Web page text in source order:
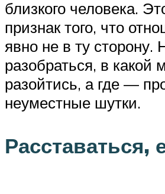
близкого человека.
признак того, что
явно не в ту сторону.
разобраться, в какой
разойтись, а где —
неуместные шутки.
Расставаться,